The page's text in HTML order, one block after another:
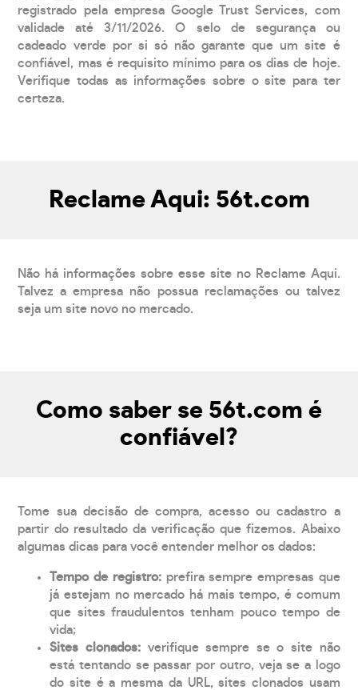
registrado pela empresa Google Trust Services, com
validade até 3/11/2026. O selo de segurança ou
cadeado verde por si só não garante que um site é
confiável, mas é requisito mínimo para os dias de hoje.
Verifique todas as informações sobre o site para ter
certeza.
Reclame Aqui: 56t.com
Não há informações sobre esse site no Reclame Aqui.
Talvez a empresa não possua reclamações ou talvez
seja um site novo no mercado.
Como saber se 56t.com é
confiável?
Tome sua decisão de compra, acesso ou cadastro a
partir do resultado da verificação que fizemos. Abaixo
algumas dicas para você entender melhor os dados:
Tempo de registro: prefira sempre empresas que
já estejam no mercado há mais tempo, é comum
que sites fraudulentos tenham pouco tempo de
vida;
Sites clonados: verifique sempre se o site não
está tentando se passar por outro, veja se a logo
do site é a mesma da URL, sites clonados usam